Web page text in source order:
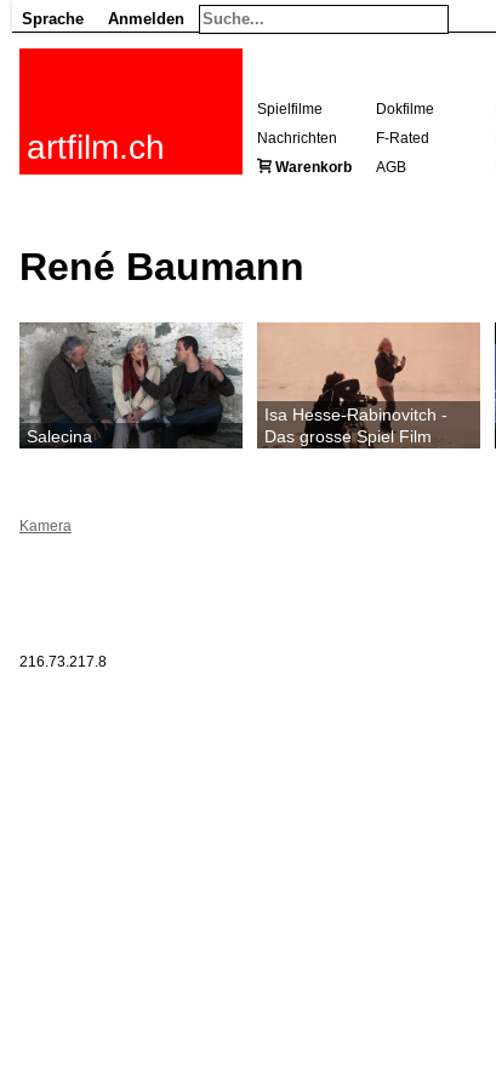
Sprache Anmelden
artfilm.ch
Spielfilme Dokfilme
Nachrichten
F-Rated
Warenkorb
AGB
René Baumann
Salecina
Isa Hesse-Rabinovitch -
Das grosse Spiel Film
Kamera
216.73.217.8